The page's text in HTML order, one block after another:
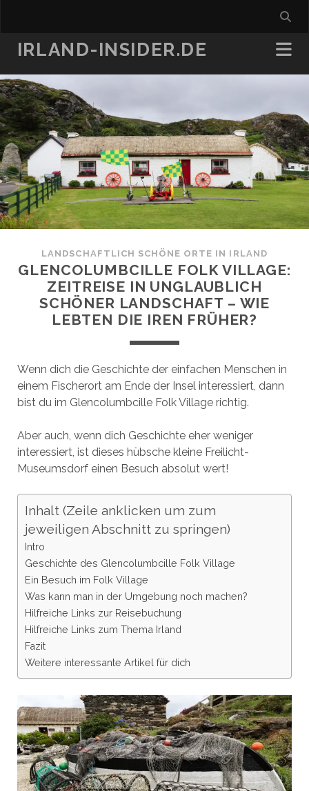
IRLAND-INSIDER.DE
LANDSCHAFTLICH SCHÖNE ORTE IN IRLAND
GLENCOLUMBCILLE FOLK VILLAGE:
ZEITREISE IN UNGLAUBLICH
SCHÖNER LANDSCHAFT – WIE
LEBTEN DIE IREN FRÜHER?
Wenn dich die Geschichte der einfachen Menschen in
einem Fischerort am Ende der Insel interessiert, dann
bist du im Glencolumbcille Folk Village richtig.
Aber auch, wenn dich Geschichte eher weniger
interessiert, ist dieses hübsche kleine Freilicht-
Museumsdorf einen Besuch absolut wert!
Inhalt (Zeile anklicken um zum
jeweiligen Abschnitt zu springen)
Intro
Geschichte des Glencolumbcille Folk Village
Ein Besuch im Folk Village
Was kann man in der Umgebung noch machen?
Hilfreiche Links zur Reisebuchung
Hilfreiche Links zum Thema Irland
Fazit
Weitere interessante Artikel für dich